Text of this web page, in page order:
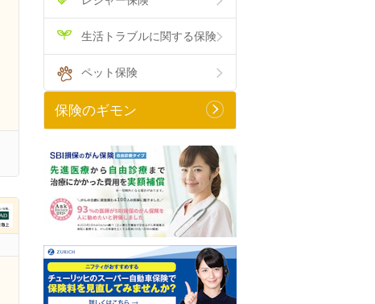
生活トラブルに関する保険
ペット保険
保険のギモン